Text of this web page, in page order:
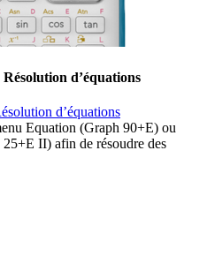
d’équations
d’équations
Equation (Graph 90+E) ou
II) afin de résoudre des